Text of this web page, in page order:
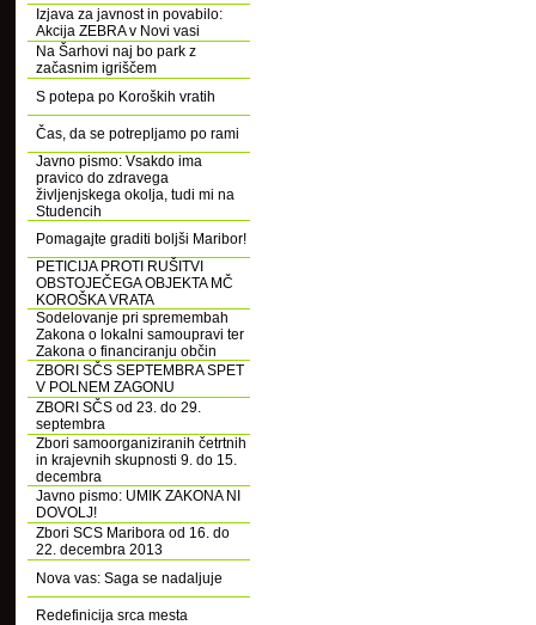
Izjava za javnost in povabilo:
Akcija ZEBRA v Novi vasi
Na Šarhovi naj bo park z
začasnim igriščem
S potepa po Koroških vratih
Čas, da se potrepljamo po rami
Javno pismo: Vsakdo ima
pravico do zdravega
življenjskega okolja, tudi mi na
Studencih
Pomagajte graditi boljši Maribor!
PETICIJA PROTI RUŠITVI
OBSTOJEČEGA OBJEKTA MČ
KOROŠKA VRATA
Sodelovanje pri spremembah
Zakona o lokalni samoupravi ter
Zakona o financiranju občin
ZBORI SČS SEPTEMBRA SPET
V POLNEM ZAGONU
ZBORI SČS od 23. do 29.
septembra
Zbori samoorganiziranih četrtnih
in krajevnih skupnosti 9. do 15.
decembra
Javno pismo: UMIK ZAKONA NI
DOVOLJ!
Zbori SCS Maribora od 16. do
22. decembra 2013
Nova vas: Saga se nadaljuje
Redefinicija srca mesta